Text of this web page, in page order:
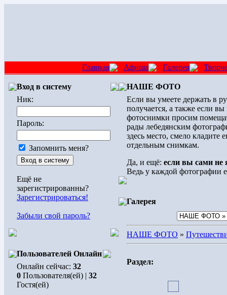
Главная Афиша Галерея
Вход в систему
Ник:
Пароль:
Запомнить меня?
Ещё не
зарегистрированны?
Зарегистрироваться!
Забыли свой пароль?
Пользователей Онлайн
Онлайн сейчас: 32
0 Пользователя(ей) | 32
Гостя(ей)
НАШЕ ФОТО
Если вы умеете держать в
получается, а также если
фотоснимки просим
рады лебедянским
здесь место, смело
отдельным снимкам.
Да, и ещё: если вы сами не
Ведь у каждой фотографии
Галерея
НАШЕ ФОТО »
Раздел: